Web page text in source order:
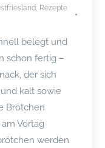
Rezepte
belegt und
schon fertig –
der sich
kalt sowie
Brötchen
Vortag
werden